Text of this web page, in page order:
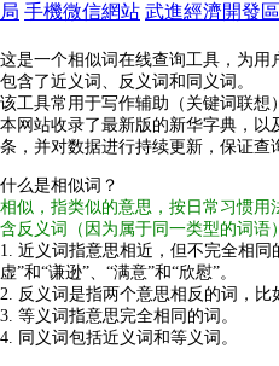
局 手機微信網站 武進經濟開發區
这是一个相似词在线查询工具，为
包含了近义词、反义词和同义词。
该工具常用于写作辅助（关键词联想
本网站收录了最新版的新华字典，以
条，并对数据进行持续更新，保证查
什么是相似词？
相似，指类似的意思，按日常习惯
含反义词（因为属于同一类型的词语
1. 近义词指意思相近，但不完全相同
虚”和“谦逊”、“满意”和“欣慰”。
2. 反义词是指两个意思相反的词，比
3. 等义词指意思完全相同的词。
4. 同义词包括近义词和等义词。